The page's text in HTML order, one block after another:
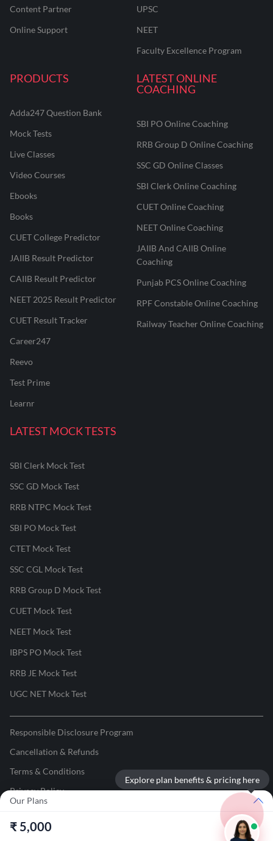
Our Plans
Explore plan benefits & pricing here
₹ 5,000
Content Partner
Online Support
UPSC
NEET
Faculty Excellence Program
PRODUCTS
Adda247 Question Bank
Mock Tests
Live Classes
Video Courses
Ebooks
Books
CUET College Predictor
JAIIB Result Predictor
CAIIB Result Predictor
NEET 2025 Result Predictor
CUET Result Tracker
Career247
Reevo
Test Prime
Learnr
LATEST ONLINE
COACHING
SBI PO Online Coaching
RRB Group D Online Coaching
SSC GD Online Classes
SBI Clerk Online Coaching
CUET Online Coaching
NEET Online Coaching
JAIIB And CAIIB Online
Coaching
Punjab PCS Online Coaching
RPF Constable Online Coaching
Railway Teacher Online Coaching
LATEST MOCK TESTS
SBI Clerk Mock Test
SSC GD Mock Test
RRB NTPC Mock Test
SBI PO Mock Test
CTET Mock Test
SSC CGL Mock Test
RRB Group D Mock Test
CUET Mock Test
NEET Mock Test
IBPS PO Mock Test
RRB JE Mock Test
UGC NET Mock Test
Responsible Disclosure Program
Cancellation & Refunds
Terms & Conditions
Privacy Policy